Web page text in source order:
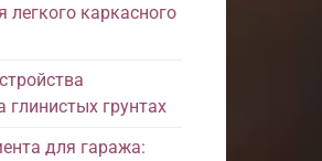
каркасного
грунтах
для гаража: